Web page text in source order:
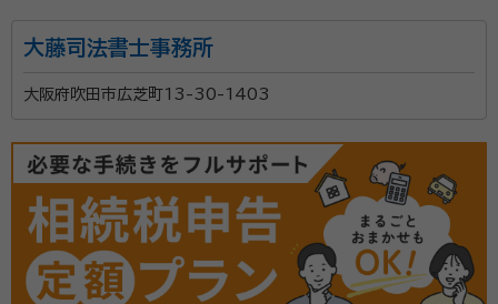
績があります。 お客様の立場に立って懇切丁寧に対応
越しください。 土日祝もご予約対応を承っております。
資格等： 行政書士
所属団体：大阪府行政書士会
大藤司法書士事務所
大阪府吹田市広芝町13-30-1403